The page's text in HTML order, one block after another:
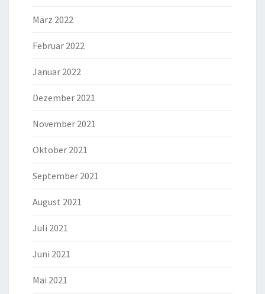
März 2022
Februar 2022
Januar 2022
Dezember 2021
November 2021
Oktober 2021
September 2021
August 2021
Juli 2021
Juni 2021
Mai 2021